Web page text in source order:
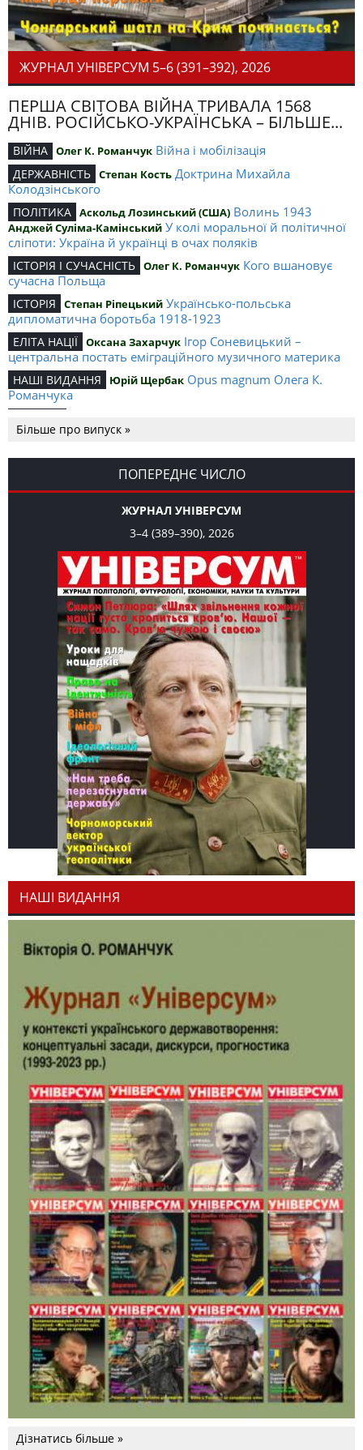
ЖУРНАЛ УНІВЕРСУМ 5–6 (391–392), 2026
ПЕРША СВІТОВА ВІЙНА ТРИВАЛА 1568
ДНІВ. РОСІЙСЬКО-УКРАЇНСЬКА – БІЛЬШЕ...
ВІЙНА Олег К. Романчук Війна і мобілізація
ДЕРЖАВНІСТЬ Степан Кость Доктрина Михайла
Колодзінського
ПОЛІТИКА Аскольд Лозинський (США) Волинь 1943
Анджей Суліма-Камінський У колі моральної й політичної
сліпоти: Україна й українці в очах поляків
ІСТОРІЯ І СУЧАСНІСТЬ Олег К. Романчук Кого вшановує
сучасна Польща
ІСТОРІЯ Степан Ріпецький Українсько-польська
дипломатична боротьба 1918-1923
ЕЛІТА НАЦІЇ Оксана Захарчук Ігор Соневицький –
центральна постать еміграційного музичного материка
НАШІ ВИДАННЯ Юрій Щербак Opus magnum Олега К.
Романчука
Романчука
СЛОВО РЕДАКЦІЙНЕ Олег К. Романчук Журавель і синиця
як уособлення української політстратегії й тактики
Більше про випуск »
ПОПЕРЕДНЄ ЧИСЛО
ЖУРНАЛ УНІВЕРСУМ
3–4 (389–390), 2026
НАШІ ВИДАННЯ
Дізнатись більше »